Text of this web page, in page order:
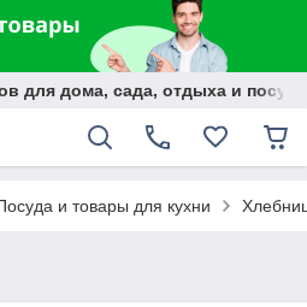
для дома, сада, отдыха и
и товары для кухни